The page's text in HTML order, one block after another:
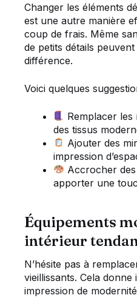
Changer les éléments
est une autre manière
coup de frais. Même
de petits détails
différence.
Voici quelques
Remplacer
des tissus
Ajouter des
impression
Accrocher
apporter une
Équipements
intérieur
N’hésite pas à
vieillissants. Cela donne
impression de